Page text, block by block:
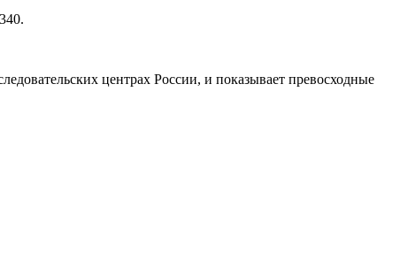
центрах России, и показывает превосходные